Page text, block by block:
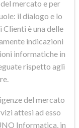
mercato e per
il dialogo e lo
è una delle
indicazioni
informatiche in
rispetto agli
del mercato
attesi ad esso
Informatica, in